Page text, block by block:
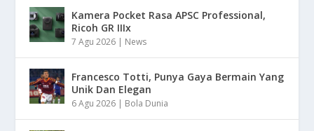
Kamera Pocket Rasa APSC Professional,
Ricoh GR IIIx
7 Agu 2026 | News
Francesco Totti, Punya Gaya Bermain Yang
Unik Dan Elegan
6 Agu 2026 | Bola Dunia